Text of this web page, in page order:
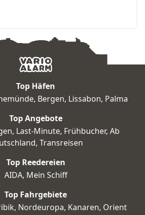
Top Häfen
, Bergen, Lissabon, Palma
Top Angebote
, Last-Minute, Frühbucher, Ab
, Transreisen
Top Reedereien
AIDA, Mein Schiff
Top Fahrgebiete
, Nordeuropa, Kanaren, Orient